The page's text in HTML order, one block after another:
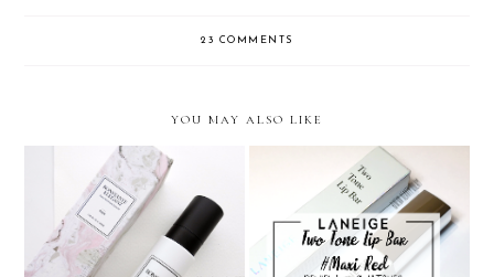
23 COMMENTS
YOU MAY ALSO LIKE
[Jolse Review] SAAT INSIGHT
Konstante Eleganz Fixer
[Laneige] Two tone Lip bar
#Maxi Red